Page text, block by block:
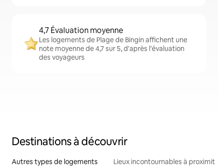
4,7 Évaluation moyenne
Les logements de Plage de Bingin affichent une
note moyenne de 4,7 sur 5, d'après l'évaluation
des voyageurs
Destinations à découvrir
Autres types de logements Lieux incontournables à